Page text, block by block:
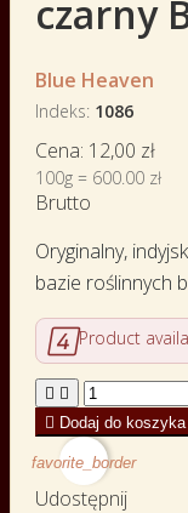
czarny
Blue Heaven
Indeks 1086
Cena: 12,00 zł
100g = 600.00 zł
Brutto
Oryginalny,
bazie roślinnych
Product
 
 Dodaj do koszyka
favorite_border
Udostępnij